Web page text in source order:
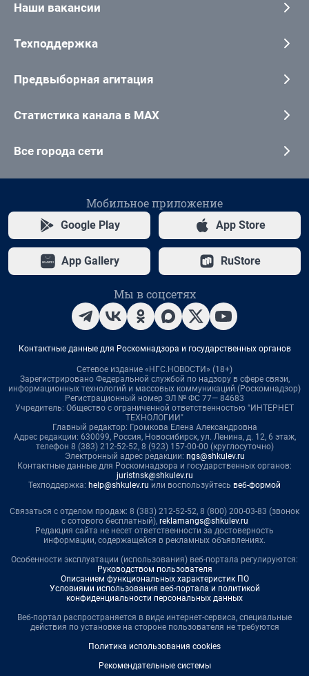
Наши вакансии
Техподдержка
Предвыборная агитация
Статистика канала в MAX
Все города сети
Мобильное приложение
Google Play App Store
App Gallery RuStore
Мы в соцсетях
Контактные данные для Роскомнадзора и государственных органов
Сетевое издание «НГС.НОВОСТИ» (18+)
Зарегистрировано Федеральной службой по надзору в сфере связи,
информационных технологий и массовых коммуникаций (Роскомнадзор)
Регистрационный номер ЭЛ № ФС 77— 84683
Учредитель: Общество с ограниченной ответственностью "ИНТЕРНЕТ
ТЕХНОЛОГИИ"
Главный редактор: Громкова Елена Александровна
Адрес редакции: 630099, Россия, Новосибирск, ул. Ленина, д. 12, 6 этаж,
телефон 8 (383) 212-52-52, 8 (923) 157-00-00 (круглосуточно)
Электронный адрес редакции: ngs@shkulev.ru
Контактные данные для Роскомнадзора и государственных органов:
juristnsk@shkulev.ru
Техподдержка: help@shkulev.ru или воспользуйтесь веб-формой
Связаться с отделом продаж: 8 (383) 212-52-52, 8 (800) 200-03-83 (звонок
с сотового бесплатный), reklamangs@shkulev.ru
Редакция сайта не несет ответственности за достоверность
информации, содержащейся в рекламных объявлениях.
Особенности эксплуатации (использования) веб-портала регулируются:
Руководством пользователя
Описанием функциональных характеристик ПО
Условиями использования веб-портала и политикой
конфиденциальности персональных данных
Веб-портал распространяется в виде интернет-сервиса, специальные
действия по установке на стороне пользователя не требуются
Политика использования cookies
Рекомендательные системы